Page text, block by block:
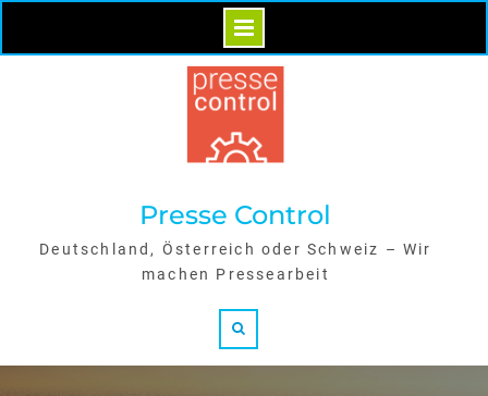
Skip
Presse Control
Deutschland, Österreich oder Schweiz – Wir
machen Pressearbeit